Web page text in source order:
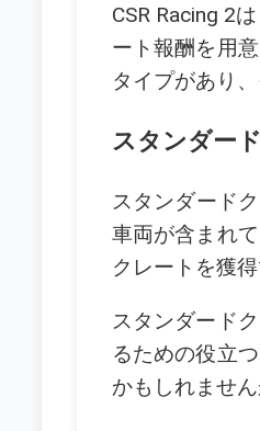
CSR Racing 2
ート報酬を用
タイプがあり
スタンダー
スタンダード
車両が含まれ
クレートを獲得
スタンダード
るための役立
かもしれませ